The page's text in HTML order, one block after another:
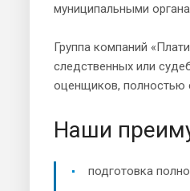
муниципальными
Группа компаний
следственных или
оценщиков, полностью
Наши
подготовка